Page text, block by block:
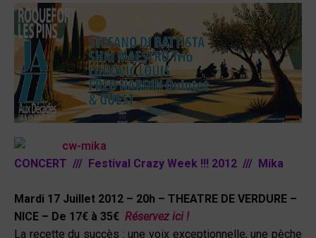
CONCERT /// Festival Crazy Week !!! 2012 /// Mika
Mardi 17 Juillet 2012 – 20h – THEATRE DE VERDURE –
NICE – De 17€ à 35€ Réservez ici !
La recette du succès : une voix exceptionnelle, une pèche